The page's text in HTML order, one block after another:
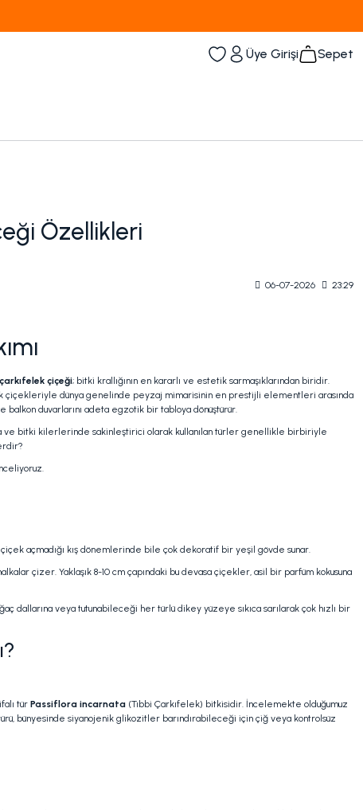
Üye Girişi Sepet
Özellikleri
06-07-2026 23:29
çiçeği; bitki krallığının en kararlı ve estetik sarmaşıklarından biridir.
çiçekleriyle dünya genelinde peyzaj mimarisinin en prestijli elementleri arasında
duvarlarını adeta egzotik bir tabloya dönüştürür.
ve bitki kilerlerinde sakinleştirici olarak kullanılan türler genellikle birbiriyle
açmadığı kış dönemlerinde bile çok dekoratif bir yeşil gövde sunar.
çizer. Yaklaşık 8-10 cm çapındaki bu devasa çiçekler, asil bir parfüm kokusuna
dallarına veya tutunabileceği her türlü dikey yüzeye sıkıca sarılarak çok hızlı bir
tür Passiflora incarnata (Tıbbi Çarkıfelek) bitkisidir. İncelemekte olduğumuz
bünyesinde siyanojenik glikozitler barındırabileceği için çiğ veya kontrolsüz